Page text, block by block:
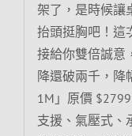
架了，是時候讓
抬頭挺胸吧！這
接給你雙倍誠意
降還破兩千，降
1M」原價
支援、氣壓式、